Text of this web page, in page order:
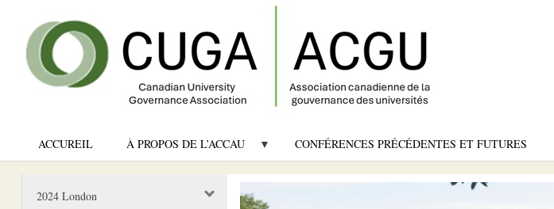
ACCUREIL À PROPOS DE L’ACCAU CONFÉRENCES PRÉCÉDENTES ET FUTURES
2024 London